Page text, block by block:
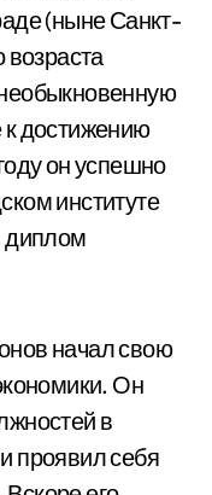
(ныне Санкт-
возраста
к достижению
он успешно
институте
диплом
начал свою
Он
в
проявил себя